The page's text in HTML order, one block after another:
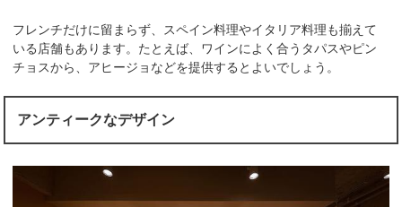
フレンチだけに留まらず、スペイン料理やイタリア料理も揃えて
いる店舗もあります。たとえば、ワインによく合うタパスやピン
チョスから、アヒージョなどを提供するとよいでしょう。
アンティークなデザイン